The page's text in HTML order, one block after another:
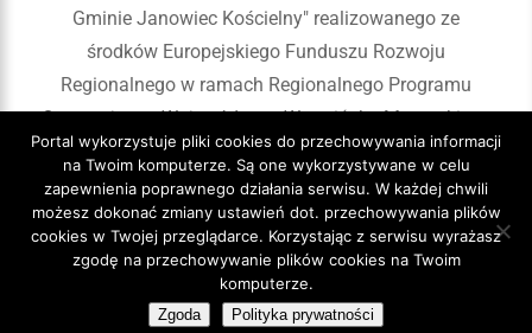
Gminie Janowiec Kościelny" realizowanego ze
środków Europejskiego Funduszu Rozwoju
Regionalnego w ramach Regionalnego Programu
Operacyjnego Województwa Warmińsko-Mazurskiego
na lata 2014-2020
Copyright 2020 Gmina Janowiec Kościelny
Portal wykorzystuje pliki cookies do przechowywania informacji
na Twoim komputerze. Są one wykorzystywane w celu
zapewnienia poprawnego działania serwisu. W każdej chwili
możesz dokonać zmiany ustawień dot. przechowywania plików
cookies w Twojej przeglądarce. Korzystając z serwisu wyrażasz
zgodę na przechowywanie plików cookies na Twoim
komputerze.
Zgoda Polityka prywatności